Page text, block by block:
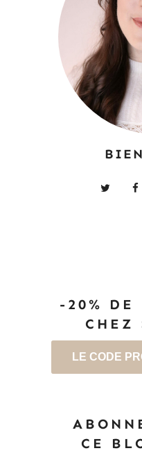
-20% DE
CHEZ
LE CODE
CE